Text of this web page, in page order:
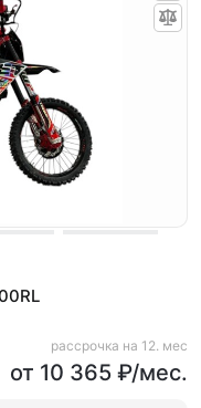
рассрочка на 12. мес
от 10 365 ₽/мес.